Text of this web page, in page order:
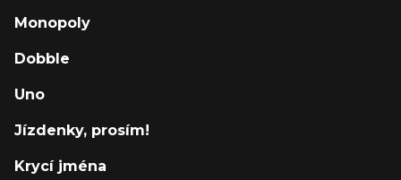
Monopoly
Dobble
Uno
Jízdenky, prosím!
Krycí jména